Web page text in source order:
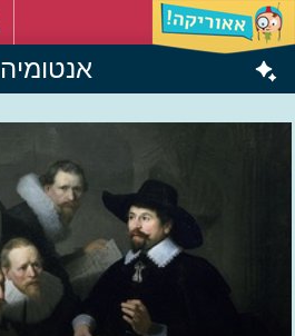
אנטומיה